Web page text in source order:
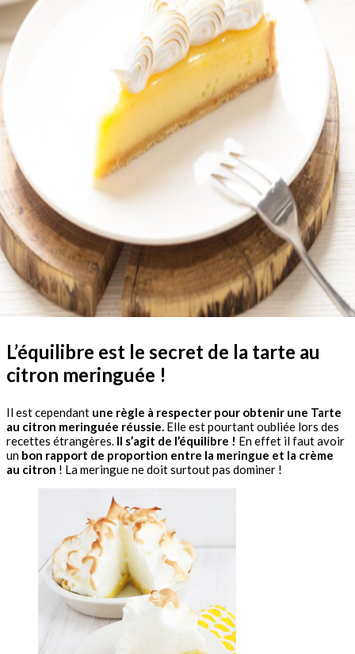
L’équilibre est le secret de la tarte au
citron meringuée !
Il est cependant une règle à respecter pour obtenir une Tarte
au citron meringuée réussie. Elle est pourtant oubliée lors des
recettes étrangères. Il s’agit de l’équilibre ! En effet il faut avoir
un bon rapport de proportion entre la meringue et la crème
au citron ! La meringue ne doit surtout pas dominer !